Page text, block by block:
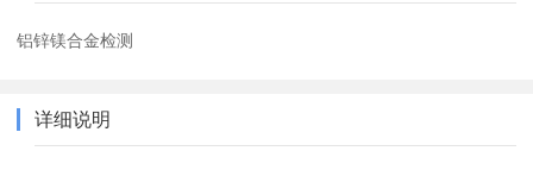
铝锌镁合金检测
详细说明